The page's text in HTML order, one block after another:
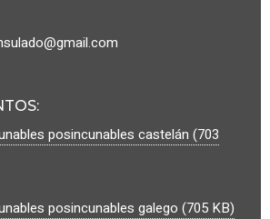
:
posincunables castelán (703
posincunables galego (705 KB)